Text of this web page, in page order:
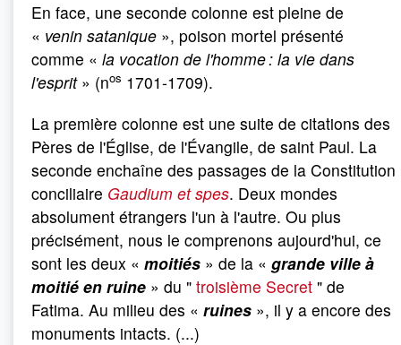
En face, une seconde colonne est pleine de
« venin satanique », poison mortel présenté
comme « la vocation de l'homme : la vie dans
l'esprit» (nos 1701-1709).
La première colonne est une suite de citations des
Pères de l'Église, de l'Évangile, de saint Paul. La
seconde enchaîne des passages de la Constitution
conciliaire Gaudium et spes. Deux mondes
absolument étrangers l'un à l'autre. Ou plus
précisément, nous le comprenons aujourd'hui, ce
sont les deux « moitiés » de la « grande ville à
moitié en ruine » du " troisième Secret " de
Fatima. Au milieu des « ruines », il y a encore des
monuments intacts. (...)